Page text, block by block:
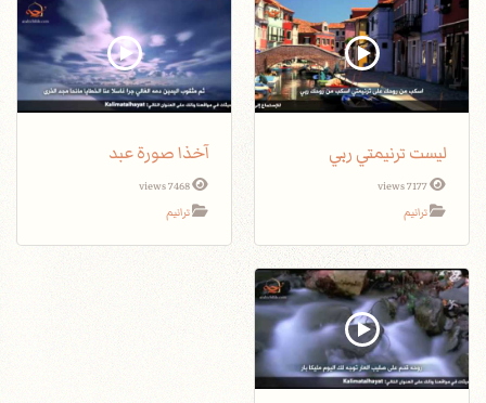
ليست ترنيمتي ربي
7177 views
ترانيم
آخذا صورة عبد
7468 views
ترانيم